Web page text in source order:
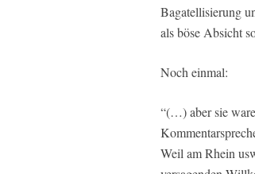
Bagatellisierung
als böse Absicht
Noch einmal:
“(…) aber sie
Weil am Rhein